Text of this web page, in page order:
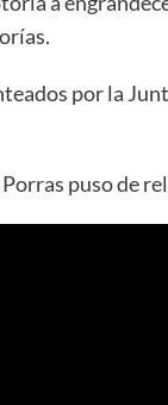
por la
puso de